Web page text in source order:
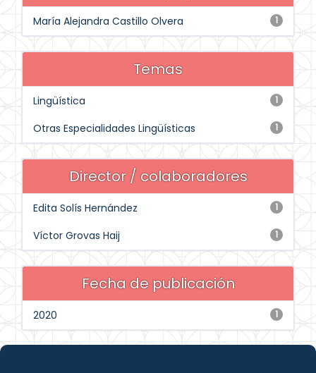
1
María Alejandra Castillo Olvera
Temas
1
Lingüística
1
Otras Especialidades Lingüísticas
Director / colaboradores
1
Edita Solís Hernández
1
Víctor Grovas Haij
Fecha de publicación
1
2020